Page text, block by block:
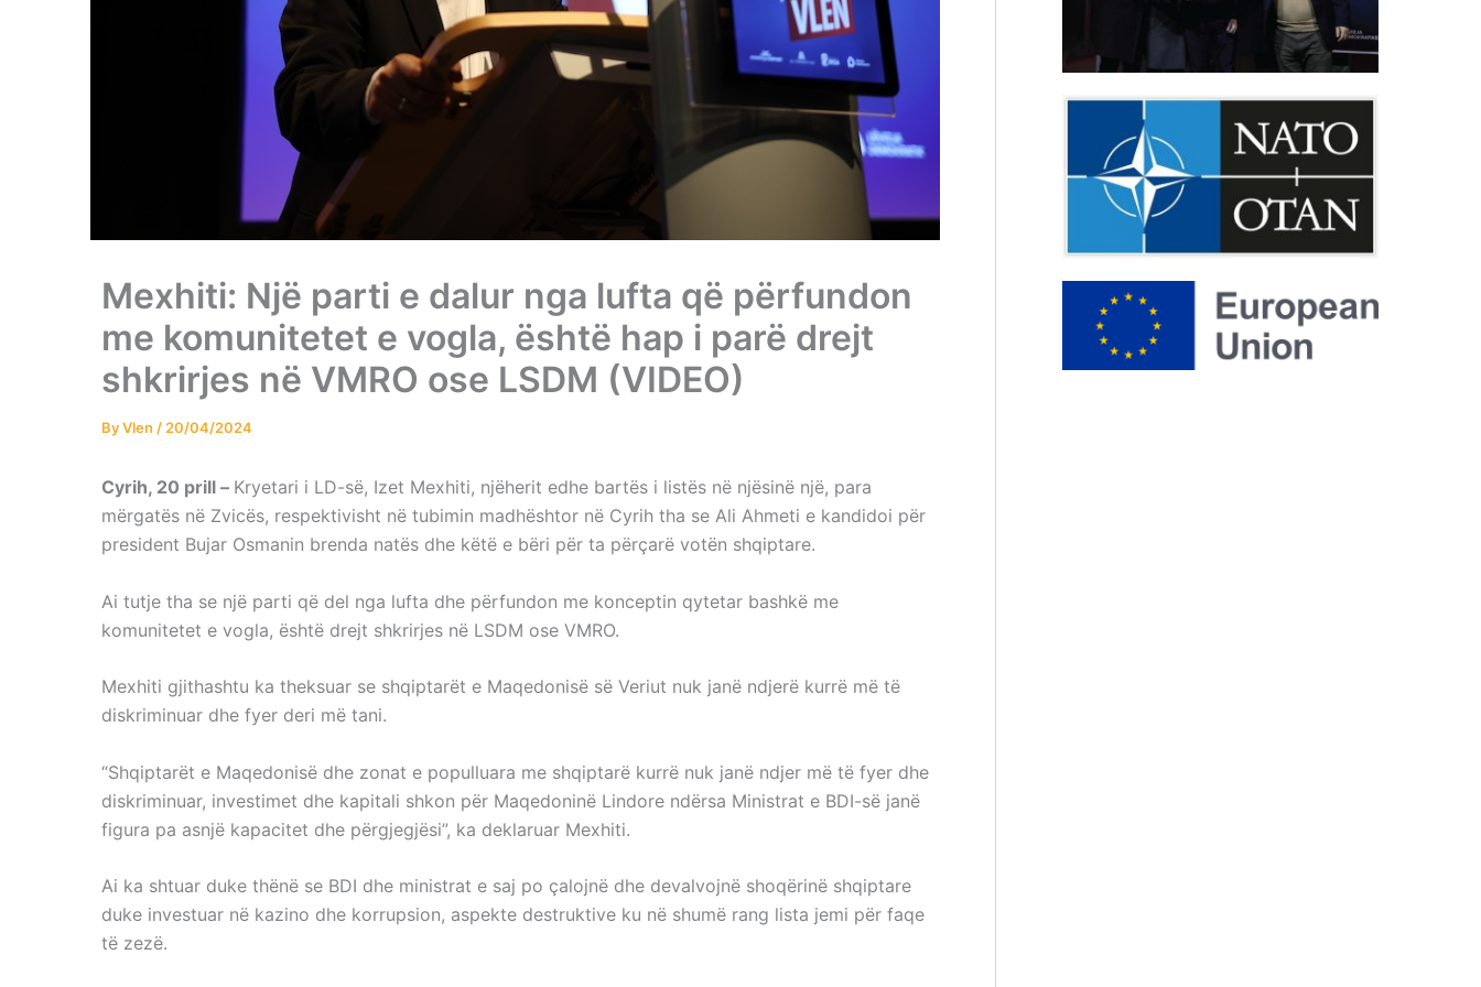
Mexhiti: Një parti e dalur nga lufta që përfundon
me komunitetet e vogla, është hap i parë drejt
shkrirjes në VMRO ose LSDM (VIDEO)
ByVlen / 20/04/2024
Cyrih, 20 prill – Kryetari i LD-së, Izet Mexhiti, njëherit edhe bartës i listës në njësinë një, para
mërgatës në Zvicës, respektivisht në tubimin madhështor në Cyrih tha se Ali Ahmeti e kandidoi për
president Bujar Osmanin brenda natës dhe këtë e bëri për ta përçarë votën shqiptare.
Ai tutje tha se një parti që del nga lufta dhe përfundon me konceptin qytetar bashkë me
komunitetet e vogla, është drejt shkrirjes në LSDM ose VMRO.
Mexhiti gjithashtu ka theksuar se shqiptarët e Maqedonisë së Veriut nuk janë ndjerë kurrë më të
diskriminuar dhe fyer deri më tani.
“Shqiptarët e Maqedonisë dhe zonat e populluara me shqiptarë kurrë nuk janë ndjer më të fyer dhe
diskriminuar, investimet dhe kapitali shkon për Maqedoninë Lindore ndërsa Ministrat e BDI-së janë
figura pa asnjë kapacitet dhe përgjegjësi”, ka deklaruar Mexhiti.
Ai ka shtuar duke thënë se BDI dhe ministrat e saj po çalojnë dhe devalvojnë shoqërinë shqiptare
duke investuar në kazino dhe korrupsion, aspekte destruktive ku në shumë rang lista jemi për faqe
të zezë.